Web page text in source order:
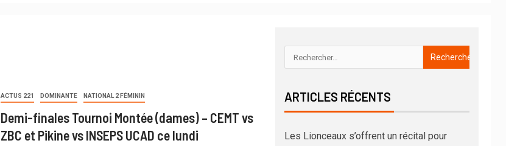
ACTUS 221 DOMINANTE NATIONAL 2 FÉMININ
Demi-finales Tournoi Montée (dames) – CEMT vs
ZBC et Pikine vs INSEPS UCAD ce lundi
ARTICLES RÉCENTS
Les Lionceaux s’offrent un récital pour